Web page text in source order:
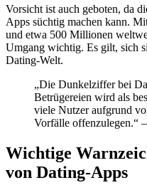
Vorsicht ist auch geboten, da
Apps süchtig machen kann.
und etwa 500 Millionen
Umgang wichtig. Es gilt, sich
Dating-Welt.
„Die Dunkelziffer bei
Betrügereien wird als
viele Nutzer aufgrund
Vorfälle offenzulegen.“
Wichtige
von Dating-Apps